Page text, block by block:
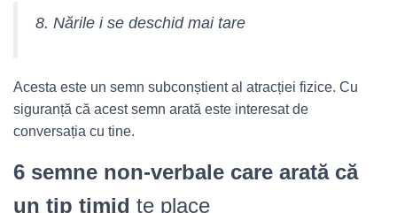
8. Nările i se deschid mai tare
Acesta este un semn subconștient al atracției fizice. Cu
siguranță că acest semn arată este interesat de
conversația cu tine.
6 semne non-verbale care arată că
un tip timid te place